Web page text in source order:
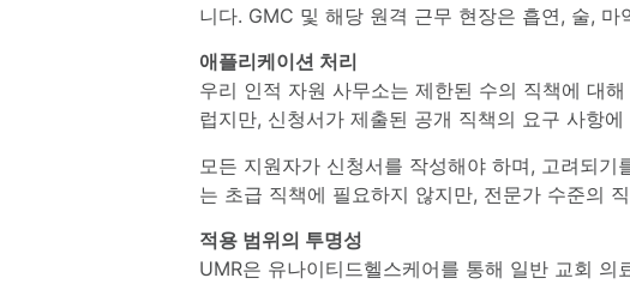
니다. GMC 및 해당 원격 근무 현장은 흡연, 술, 마
애플리케이션 처리
우리 인적 자원 사무소는 제한된 수의 직책에 대
럽지만, 신청서가 제출된 공개 직책의 요구 사항
모든 지원자가 신청서를 작성해야 하며, 고려되
는 초급 직책에 필요하지 않지만, 전문가 수준의
적용 범위의 투명성
UMR은 유나이티드헬스케어를 통해 일반 교회